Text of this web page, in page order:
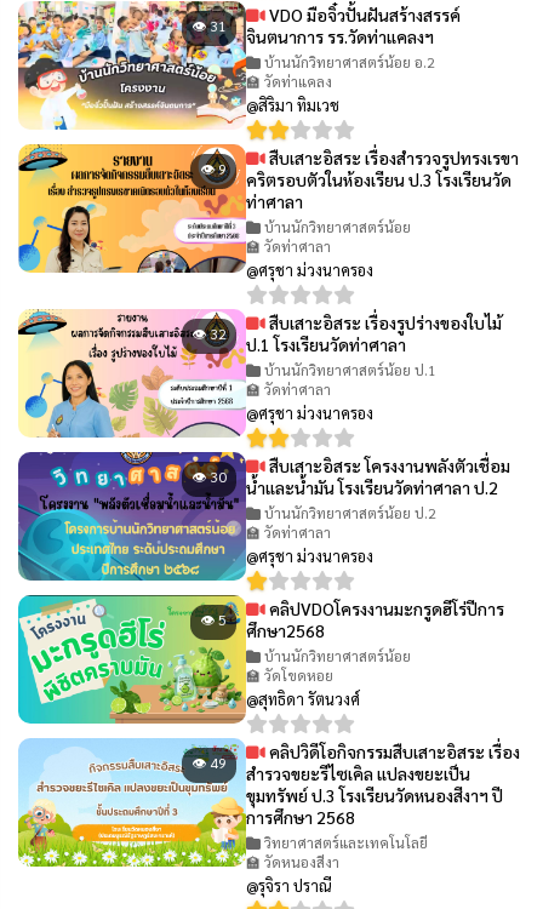
👁 31
VDO มือจิ๋วปั้นฝันสร้างสรรค์
จินตนาการ รร.วัดท่าแคลงฯ
บ้านนักวิทยาศาสตร์น้อย อ.2
🏫 วัดท่าแคลง
@สิริมา ทิมเวช
👁 9
สืบเสาะอิสระ เรื่องสำรวจรูปทรงเรขา
คริตรอบตัวในห้องเรียน ป.3 โรงเรียนวัด
ท่าศาลา
บ้านนักวิทยาศาสตร์น้อย
🏫 วัดท่าศาลา
@ศรุชา ม่วงนาครอง
👁 32
สืบเสาะอิสระ เรื่องรูปร่างของใบไม้
ป.1 โรงเรียนวัดท่าศาลา
บ้านนักวิทยาศาสตร์น้อย ป.1
🏫 วัดท่าศาลา
@ศรุชา ม่วงนาครอง
👁 30
สืบเสาะอิสระ โครงงานพลังตัวเชื่อม
น้ำและน้ำมัน โรงเรียนวัดท่าศาลา ป.2
บ้านนักวิทยาศาสตร์น้อย ป.2
🏫 วัดท่าศาลา
@ศรุชา ม่วงนาครอง
👁 5
คลิปVDOโครงงานมะกรูดฮีโร่ปีการ
ศึกษา2568
บ้านนักวิทยาศาสตร์น้อย
🏫 วัดโขดหอย
@สุทธิดา รัตนวงศ์
👁 49
คลิปวิดีโอกิจกรรมสืบเสาะอิสระ เรื่อง
สำรวจขยะรีไซเคิล แปลงขยะเป็น
ขุมทรัพย์ ป.3 โรงเรียนวัดหนองสีงาฯ ปี
การศึกษา 2568
วิทยาศาสตร์และเทคโนโลยี
🏫 วัดหนองสีงา
@รุจิรา ปราณี